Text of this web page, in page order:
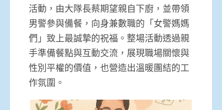
活動，由大隊長蔡期望親自下廚，並帶領
男警參與備餐，向身兼數職的「女警媽媽
們」致上最誠摯的祝福。整場活動透過親
手準備餐點與互動交流，展現職場關懷與
性別平權的價值，也營造出溫暖團結的工
作氛圍。